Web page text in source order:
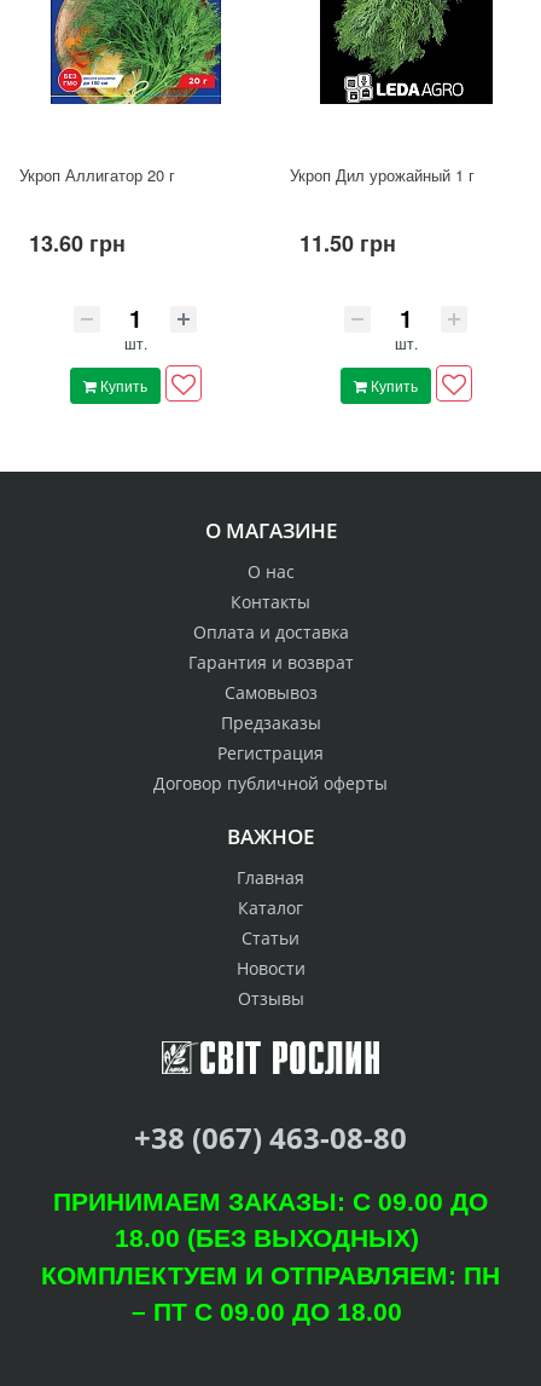
Укроп Аллигатор 20 г
13.60 грн
шт.
Купить
Укроп Дил урожайный 1 г
11.50 грн
шт.
Купить
О МАГАЗИНЕ
О нас
Контакты
Оплата и доставка
Гарантия и возврат
Самовывоз
Предзаказы
Регистрация
Договор публичной оферты
ВАЖНОЕ
Главная
Каталог
Статьи
Новости
Отзывы
+38 (067) 463-08-80
ПРИНИМАЕМ ЗАКАЗЫ: С 09.00 ДО
18.00 (БЕЗ ВЫХОДНЫХ)
КОМПЛЕКТУЕМ И ОТПРАВЛЯЕМ: ПН
– ПТ С 09.00 ДО 18.00